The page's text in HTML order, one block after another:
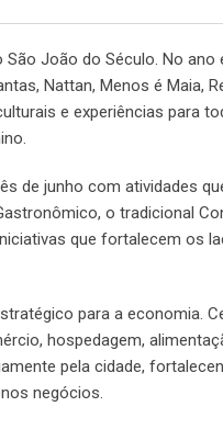
João do Século. No ano
Nattan, Menos é Maia,
e experiências para
de junho com atividades
o tradicional
que fortalecem os
para a economia.
hospedagem,
pela cidade,
negócios.